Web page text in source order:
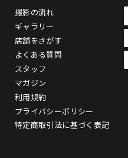
撮影の流れ
ギャラリー
店舗をさがす
よくある質問
スタッフ
マガジン
利用規約
プライバシーポリシー
特定商取引法に基づく表記